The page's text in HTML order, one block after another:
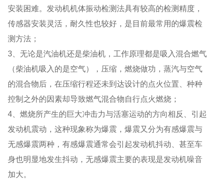
安装困难。发动机机体振动检测法具有较高的检测精度，
传感器安装灵活，耐久性也较好，是目前最常用的爆震检
测方法；
3、无论是汽油机还是柴油机，工作原理都是吸入混合燃气
（柴油机吸入的是空气），压缩，燃烧做功，蒸汽与空气
的混合物后，在压缩行程还未到达设计的点火位置、种种
控制之外的因素却导致燃气混合物自行点火燃烧；
4、燃烧所产生的巨大冲击力与活塞运动的方向相反、引起
发动机震动，这种现象称为爆震，爆震又分为有感爆震与
无感爆震两种，有感爆震通常会引起发动机抖动、甚至车
身也明显地发生抖动，无感爆震主要的表现是发动机噪音
加大。